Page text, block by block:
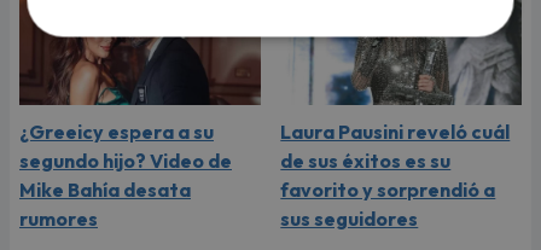
¿Greeicy espera a su
segundo hijo? Video de
Mike Bahía desata
rumores
Laura Pausini reveló cuál
de sus éxitos es su
favorito y sorprendió a
sus seguidores